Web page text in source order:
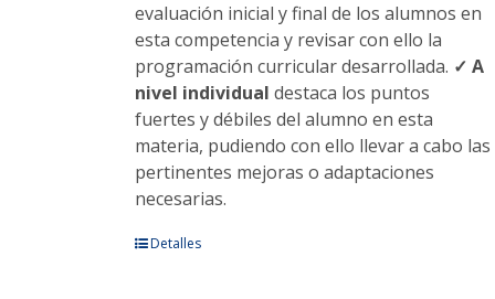
evaluación inicial y final de los alumnos en
esta competencia y revisar con ello la
programación curricular desarrollada. ✓ A
nivel individual destaca los puntos
fuertes y débiles del alumno en esta
materia, pudiendo con ello llevar a cabo las
pertinentes mejoras o adaptaciones
necesarias.
EsteDetalles